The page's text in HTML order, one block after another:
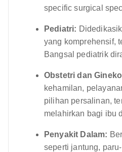
specific surgical
Pediatri:
yang komprehensif,
Bangsal pediatrik
Obstetri dan
kehamilan,
pilihan persalinan,
melahirkan bagi ibu
Penyakit Dalam:
seperti jantung,